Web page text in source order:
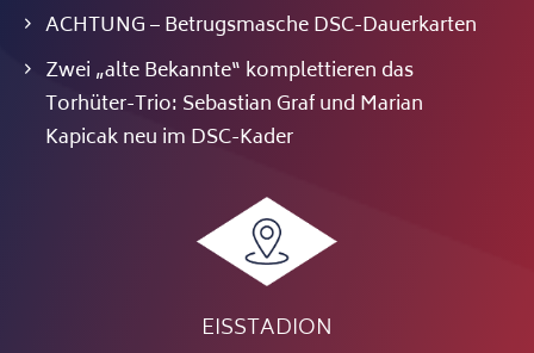
ACHTUNG – Betrugsmasche DSC-Dauerkarten
Zwei „alte Bekannte“ komplettieren das
Torhüter-Trio: Sebastian Graf und Marian
Kapicak neu im DSC-Kader
EISSTADION